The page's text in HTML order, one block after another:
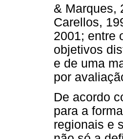
& Marques,
Carellos,
2001; entre
objetivos
e de uma
por
De acordo
para a
regionais e